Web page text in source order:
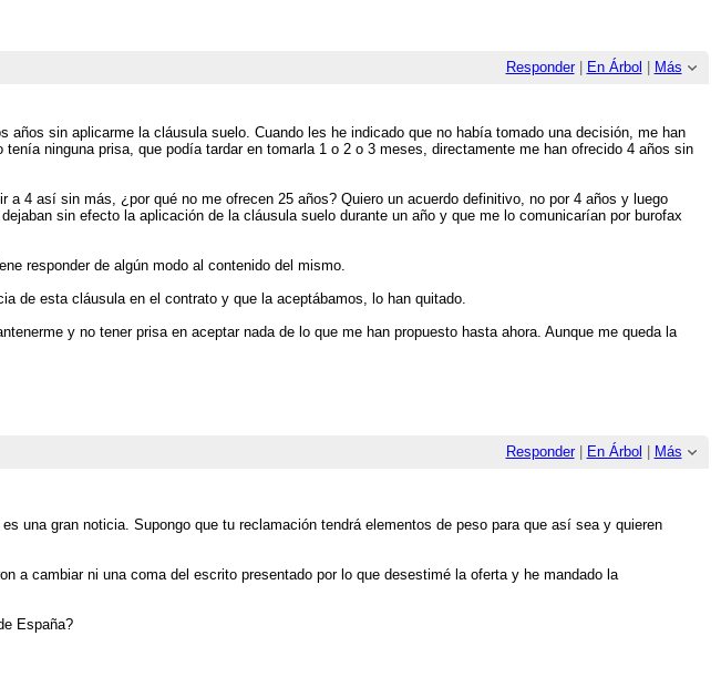
Responder| En Árbol Más
sin aplicarme la cláusula suelo. Cuando les he indicado que no había tomado una decisión, me han
ninguna prisa, que podía tardar en tomarla 1 o 2 o 3 meses, directamente me han ofrecido 4 años sin
4 así sin más, ¿por qué no me ofrecen 25 años? Quiero un acuerdo definitivo, no por 4 años y luego
sin efecto la aplicación de la cláusula suelo durante un año y que me lo comunicarían por burofax
responder de algún modo al contenido del mismo.
de esta cláusula en el contrato y que la aceptábamos, lo han quitado.
y no tener prisa en aceptar nada de lo que me han propuesto hasta ahora. Aunque me queda la
Responder| En Árbol Más
una gran noticia. Supongo que tu reclamación tendrá elementos de peso para que así sea y quieren
a cambiar ni una coma del escrito presentado por lo que desestimé la oferta y he mandado la
España?